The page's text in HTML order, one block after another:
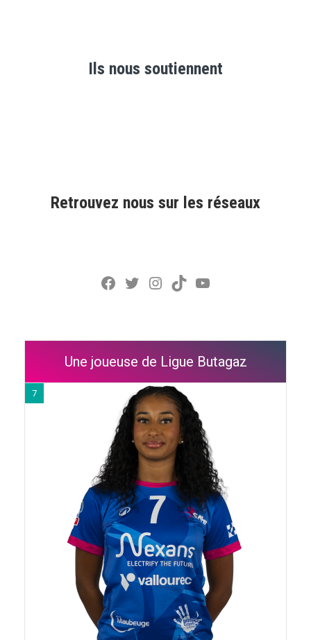
Ils nous soutiennent
Retrouvez nous sur les réseaux
Facebook
Twitter
Instagram
TikTokYouTube
Une joueuse de Ligue Butagaz
7